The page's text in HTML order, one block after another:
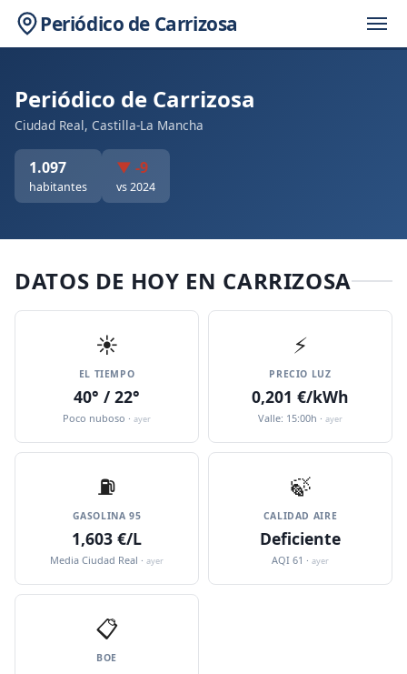
Periódico de Carrizosa
Periódico de Carrizosa
Ciudad Real, Castilla-La Mancha
1.097
habitantes
▼ -9
vs 2024
DATOS DE HOY EN CARRIZOSA
☀️
EL TIEMPO
40° / 22°
Poco nuboso · ayer
⚡
PRECIO LUZ
0,201 €/kWh
Valle: 15:00h · ayer
⛽️
GASOLINA 95
1,603 €/L
Media Ciudad Real · ayer
🍃
CALIDAD AIRE
Deficiente
AQI 61 · ayer
📋
BOE